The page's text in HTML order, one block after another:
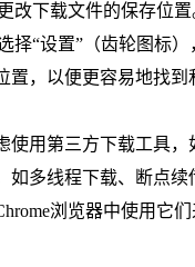
改下载文件的保存位置
“设置”（齿轮图标）
，以便更容易地找到
用第三方下载工具，
多线程下载、断点续
浏览器中使用它们